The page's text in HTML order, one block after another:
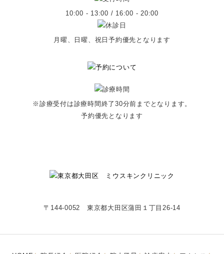
10:00 - 13:00 / 16:00 - 20:00
月曜、日曜、祝日予約優先となります
※診療受付は診療時間終了30分前までとなります。
予約優先となります
〒144-0052 東京都大田区蒲田１丁目26-14